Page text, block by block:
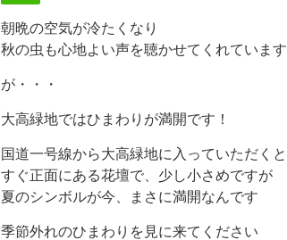
朝晩の空気が冷たくなり
秋の虫も心地よい声を聴かせてくれています
が・・・
大高緑地ではひまわりが満開です！
国道一号線から大高緑地に入っていただくと
すぐ正面にある花壇で、少し小さめですが
夏のシンボルが今、まさに満開なんです
季節外れのひまわりを見に来てください